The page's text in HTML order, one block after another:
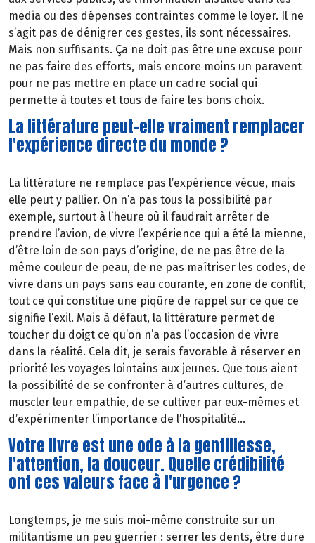
media ou des dépenses contraintes comme le loyer. Il ne
s’agit pas de dénigrer ces gestes, ils sont nécessaires.
Mais non suffisants. Ça ne doit pas être une excuse pour
ne pas faire des efforts, mais encore moins un paravent
pour ne pas mettre en place un cadre social qui
permette à toutes et tous de faire les bons choix.
La littérature peut-elle vraiment remplacer
l'expérience directe du monde ?
La littérature ne remplace pas l’expérience vécue, mais
elle peut y pallier. On n’a pas tous la possibilité par
exemple, surtout à l’heure où il faudrait arrêter de
prendre l’avion, de vivre l’expérience qui a été la mienne,
d’être loin de son pays d’origine, de ne pas être de la
même couleur de peau, de ne pas maîtriser les codes, de
vivre dans un pays sans eau courante, en zone de conflit,
tout ce qui constitue une piqûre de rappel sur ce que ce
signifie l’exil. Mais à défaut, la littérature permet de
toucher du doigt ce qu’on n’a pas l’occasion de vivre
dans la réalité. Cela dit, je serais favorable à réserver en
priorité les voyages lointains aux jeunes. Que tous aient
la possibilité de se confronter à d’autres cultures, de
muscler leur empathie, de se cultiver par eux-mêmes et
d’expérimenter l’importance de l’hospitalité...
Votre livre est une ode à la gentillesse,
l'attention, la douceur. Quelle crédibilité
ont ces valeurs face à l'urgence ?
Longtemps, je me suis moi-même construite sur un
militantisme un peu guerrier : serrer les dents, être dure